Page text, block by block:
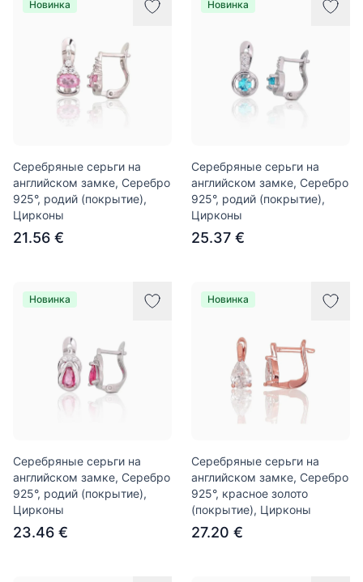
Новинка
Серебряные серьги на
английском замке, Серебро
925°, родий (покрытие),
Цирконы
21.56 €
Новинка
Серебряные серьги на
английском замке, Серебро
925°, родий (покрытие),
Цирконы
25.37 €
Новинка
Серебряные серьги на
английском замке, Серебро
925°, родий (покрытие),
Цирконы
23.46 €
Новинка
Серебряные серьги на
английском замке, Серебро
925°, красное золото
(покрытие), Цирконы
27.20 €